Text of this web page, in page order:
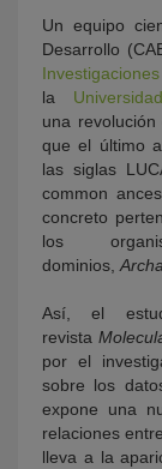
Un equipo
Desarrollo
la
una
que el último
las siglas
common
concreto
los
dominios,
Así, el
revista
por el
sobre los
expone una
relaciones
lleva a la